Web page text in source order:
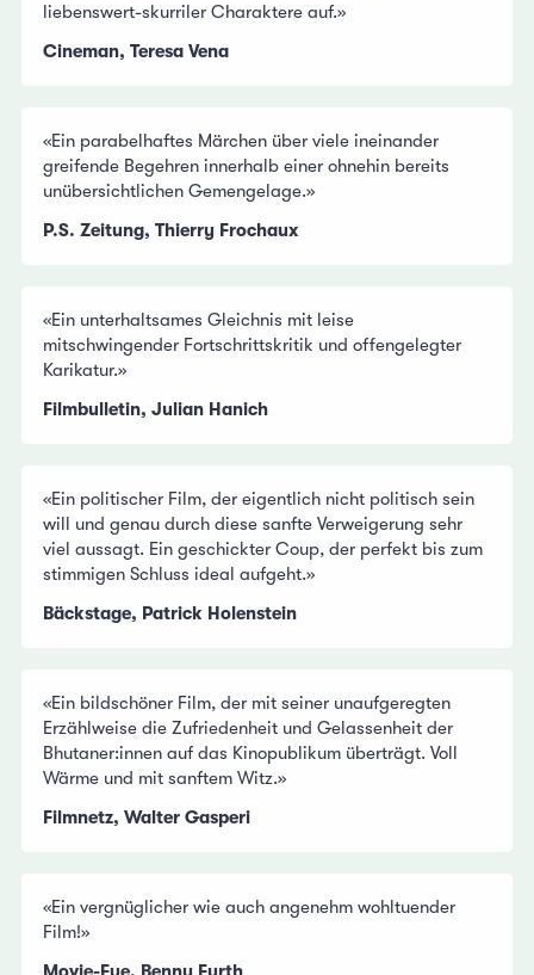
liebenswert-skurriler Charaktere auf.»
Cineman, Teresa Vena
«Ein parabelhaftes Märchen über viele ineinander
greifende Begehren innerhalb einer ohnehin bereits
unübersichtlichen Gemengelage.»
P.S. Zeitung, Thierry Frochaux
«Ein unterhaltsames Gleichnis mit leise
mitschwingender Fortschrittskritik und offengelegter
Karikatur.»
Filmbulletin, Julian Hanich
«Ein politischer Film, der eigentlich nicht politisch sein
will und genau durch diese sanfte Verweigerung sehr
viel aussagt. Ein geschickter Coup, der perfekt bis zum
stimmigen Schluss ideal aufgeht.»
Bäckstage, Patrick Holenstein
«Ein bildschöner Film, der mit seiner unaufgeregten
Erzählweise die Zufriedenheit und Gelassenheit der
Bhutaner:innen auf das Kinopublikum überträgt. Voll
Wärme und mit sanftem Witz.»
Filmnetz, Walter Gasperi
«Ein vergnüglicher wie auch angenehm wohltuender
Film!»